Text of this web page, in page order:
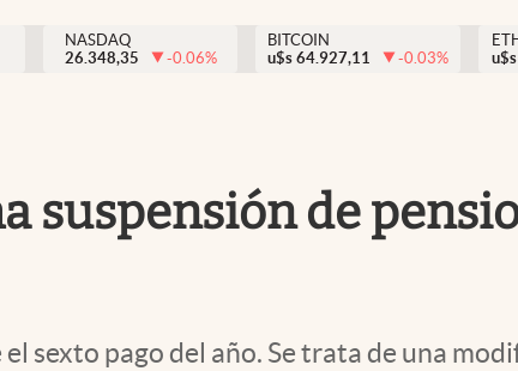
NASDAQ
26.348,35
-0.06%
BITCOIN
u$s 64.927,11 -0.03%
u$s
suspensión de
el sexto pago del año. Se trata de una